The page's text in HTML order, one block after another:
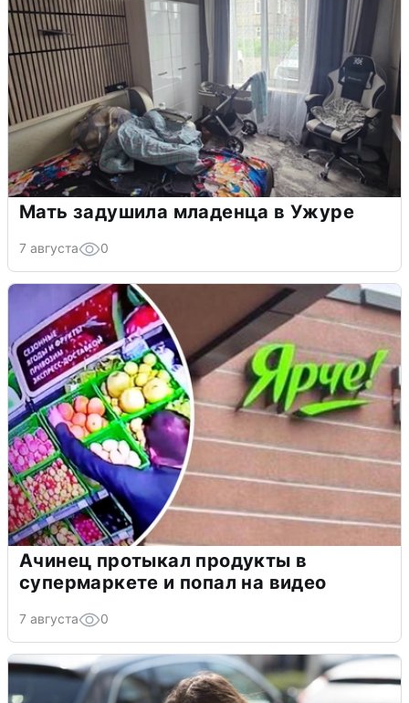
Мать задушила младенца в Ужуре
7 августа 0
Ачинец протыкал продукты в
супермаркете и попал на видео
7 августа 0